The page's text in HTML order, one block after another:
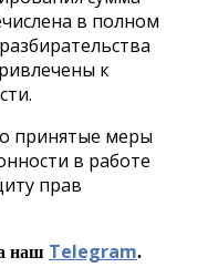
в полном
к
принятые меры
в работе
прав
наш Telegram.